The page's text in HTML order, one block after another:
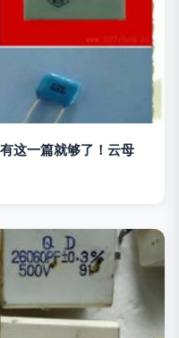
这一篇就够了！云母